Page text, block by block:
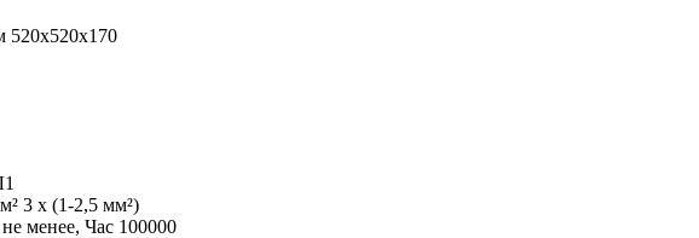
520x520x170
3 x (1-2,5 мм²)
менее, Час 100000